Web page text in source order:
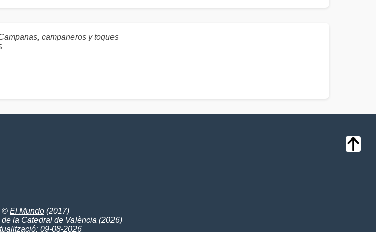
campaneros y toques
© El Mundo (2017)
la Catedral de València (2026)
09-08-2026